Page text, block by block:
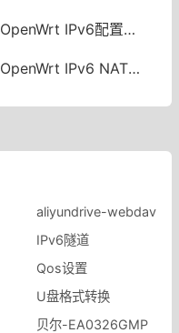
OpenWrt IPv6配置踩坑经验分享OpenWrt的IPv6配置需要特别的硬件支持吗
OpenWrt IPv6 NAT配置OpenWrt IPv6 NAT配置的详细教程
aliyundrive-webdav
IPv6隧道
Qos设置
U盘格式转换
贝尔-EA0326GMP